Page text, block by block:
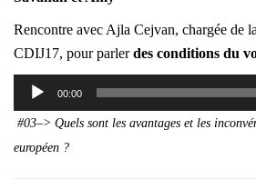
Rencontre avec Ajla Cejvan, chargée de
CDIJ17, pour parlerdes conditions du
Lecteur
audio
00:00
#03–> Quels sont les avantages et les
européen ?